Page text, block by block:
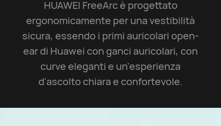
HUAWEI FreeArc è progettato
ergonomicamente per una vestibilità
sicura, essendo i primi auricolari open-
ear di Huawei con ganci auricolari, con
curve eleganti e un'esperienza
d'ascolto chiara e confortevole.